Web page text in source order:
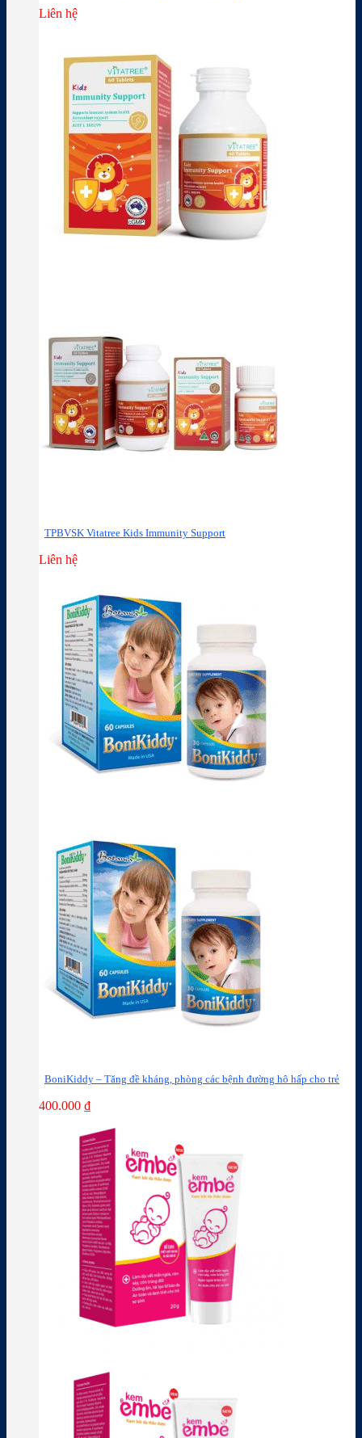
Liên hệ
TPBVSK Vitatree Kids Immunity Support
Liên hệ
BoniKiddy – Tăng đề kháng, phòng các bệnh đường hô hấp cho trẻ
400.000 ₫